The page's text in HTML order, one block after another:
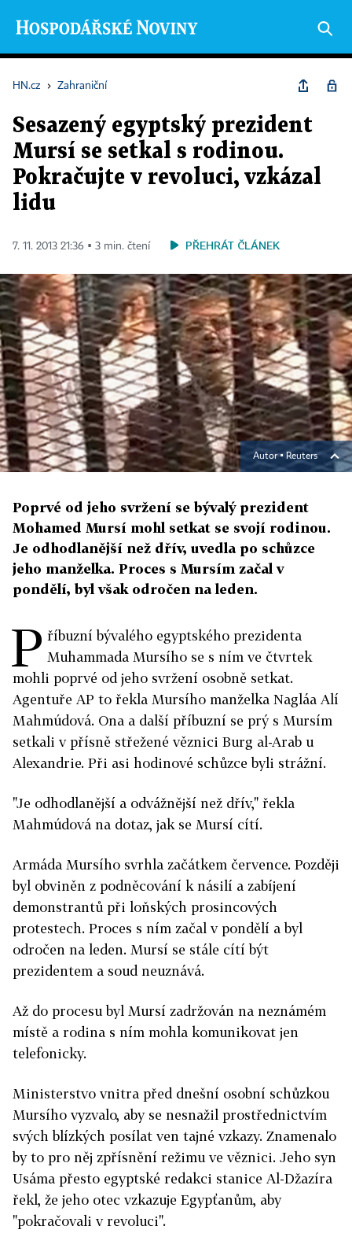
HN.cz › Zahraniční
Sesazený egyptský prezident
Mursí se setkal s rodinou.
Pokračujte v revoluci, vzkázal
lidu
7. 11. 2013 21:36 ▪ 3 min. čtení PŘEHRÁT ČLÁNEK
Autor ▪ Reuters
Poprvé od jeho svržení se bývalý prezident
Mohamed Mursí mohl setkat se svojí rodinou.
Je odhodlanější než dřív, uvedla po schůzce
jeho manželka. Proces s Mursím začal v
pondělí, byl však odročen na leden.
P říbuzní bývalého egyptského prezidenta
Muhammada Mursího se s ním ve čtvrtek
mohli poprvé od jeho svržení osobně setkat.
Agentuře AP to řekla Mursího manželka Nagláa Alí
Mahmúdová. Ona a další příbuzní se prý s Mursím
setkali v přísně střežené věznici Burg al-Arab u
Alexandrie. Při asi hodinové schůzce byli strážní.
"Je odhodlanější a odvážnější než dřív," řekla
Mahmúdová na dotaz, jak se Mursí cítí.
Armáda Mursího svrhla začátkem července. Později
byl obviněn z podněcování k násilí a zabíjení
demonstrantů při loňských prosincových
protestech. Proces s ním začal v pondělí a byl
odročen na leden. Mursí se stále cítí být
prezidentem a soud neuznává.
Až do procesu byl Mursí zadržován na neznámém
místě a rodina s ním mohla komunikovat jen
telefonicky.
Ministerstvo vnitra před dnešní osobní schůzkou
Mursího vyzvalo, aby se nesnažil prostřednictvím
svých blízkých posílat ven tajné vzkazy. Znamenalo
by to pro něj zpřísnění režimu ve věznici. Jeho syn
Usáma přesto egyptské redakci stanice Al-Džazíra
řekl, že jeho otec vzkazuje Egypťanům, aby
"pokračovali v revoluci".